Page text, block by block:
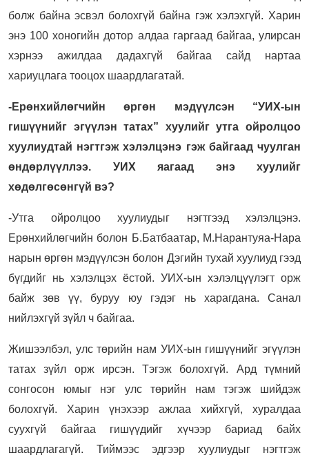
болж байна эсвэл болохгүй байна гэж хэлэхгүй. Харин
энэ 100 хоногийн дотор алдаа гаргаад байгаа, улирсан
хэрнээ ажилдаа дадахгүй байгаа сайд нартаа
хариуцлага тооцох шаардлагатай.
-Ерөнхийлөгчийн өргөн мэдүүлсэн “УИХ-ын
гишүүнийг эгүүлэн татах” хуулийг утга ойролцоо
хуулиудтай нэгтгэж хэлэлцэнэ гэж байгаад чуулган
өндөрлүүллээ. УИХ яагаад энэ хуулийг
хөдөлгөсөнгүй вэ?
-Утга ойролцоо хуулиудыг нэгтгээд хэлэлцэнэ.
Ерөнхийлөгчийн болон Б.Батбаатар, М.Нарантуяа-Нара
нарын өргөн мэдүүлсэн болон Дэгийн тухай хуулиуд гээд
бүгдийг нь хэлэлцэх ёстой. УИХ-ын хэлэлцүүлэгт орж
байж зөв үү, буруу юу гэдэг нь харагдана. Санал
нийлэхгүй зүйл ч байгаа.
Жишээлбэл, улс төрийн нам УИХ-ын гишүүнийг эгүүлэн
татах зүйл орж ирсэн. Тэгэж болохгүй. Ард түмний
сонгосон юмыг нэг улс төрийн нам тэгэж шийдэж
болохгүй. Харин үнэхээр ажлаа хийхгүй, хуралдаа
суухгүй байгаа гишүүдийг хүчээр бариад байх
шаардлагагүй. Тиймээс эдгээр хуулиудыг нэгтгэж